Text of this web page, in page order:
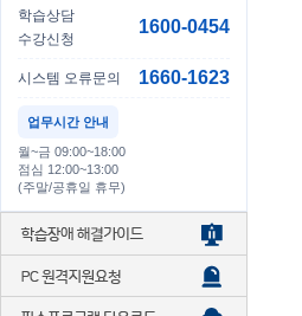
학습상담
수강신청
1600-0454
시스템 오류문의 1660-1623
업무시간 안내
월~금 09:00~18:00
점심 12:00~13:00
(주말/공휴일 휴무)